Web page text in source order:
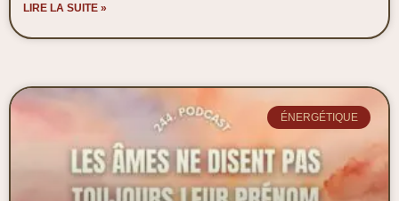
LIRE LA SUITE »
ÉNERGÉTIQUE